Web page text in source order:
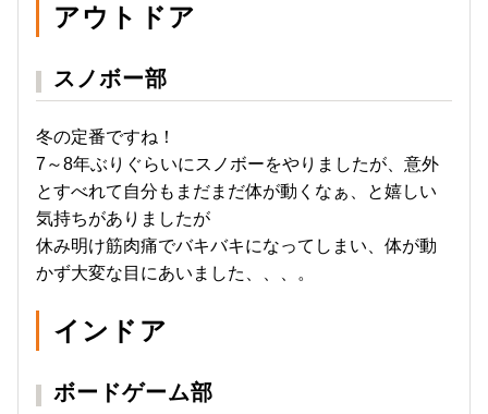
アウトドア
スノボー部
冬の定番ですね！
7～8年ぶりぐらいにスノボーをやりましたが、意外
とすべれて自分もまだまだ体が動くなぁ、と嬉しい
気持ちがありましたが
休み明け筋肉痛でバキバキになってしまい、体が動
かず大変な目にあいました、、、。
インドア
ボードゲーム部